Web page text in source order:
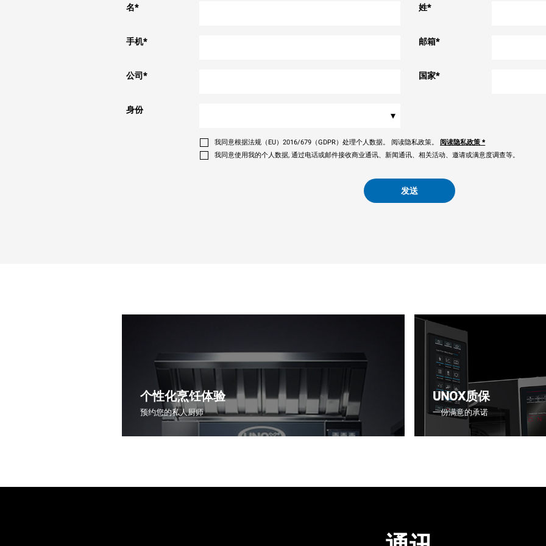
名* 姓*
手机* 邮箱*
公司* 国家*
身份 ▾
我同意根据法规（EU）2016/679（GDPR）处理个人数据。 阅读隐私政策。 阅读隐私政策 *
我同意使用我的个人数据, 通过电话或邮件接收商业通讯、新闻通讯、相关活动、邀请或满意度调查等。
发送
个性化烹饪体验
预约您的私人厨师
UNOX质保
一份满意的承诺